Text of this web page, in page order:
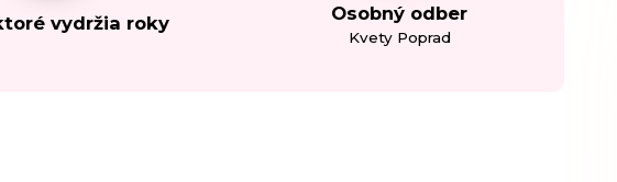
vydržia roky Osobný odber
Kvety Poprad